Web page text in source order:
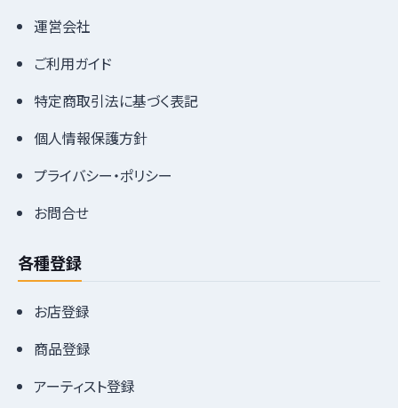
運営会社
ご利用ガイド
特定商取引法に基づく表記
個人情報保護方針
プライバシー・ポリシー
お問合せ
各種登録
お店登録
商品登録
アーティスト登録